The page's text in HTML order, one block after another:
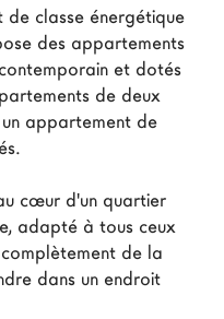
de classe énergétique
des appartements
et dotés
de deux
appartement de
cœur d'un quartier
adapté à tous ceux
de la
dans un endroit